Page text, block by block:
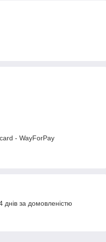
- WayForPay
за домовленістю